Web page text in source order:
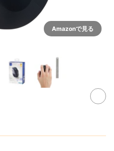
Amazonで見る